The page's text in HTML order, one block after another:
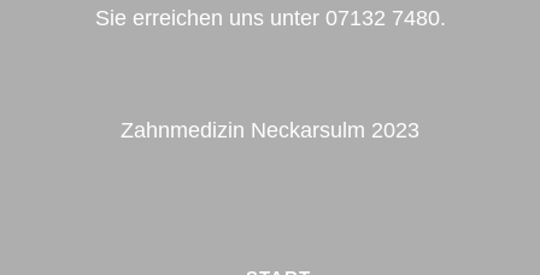
Sie erreichen uns unter 07132 7480.
Zahnmedizin Neckarsulm 2023